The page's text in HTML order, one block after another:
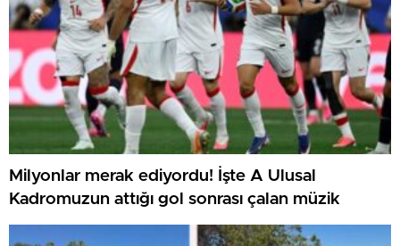
Milyonlar merak ediyordu! İşte A Ulusal
Kadromuzun attığı gol sonrası çalan müzik